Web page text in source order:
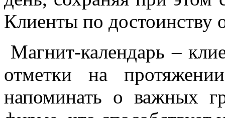
Клиенты по достоинству
Магнит-календарь –
отметки на
напоминать о важных